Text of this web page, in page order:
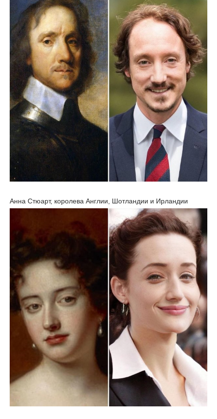
Анна Стюарт, королева Англии, Шотландии и Ирландии